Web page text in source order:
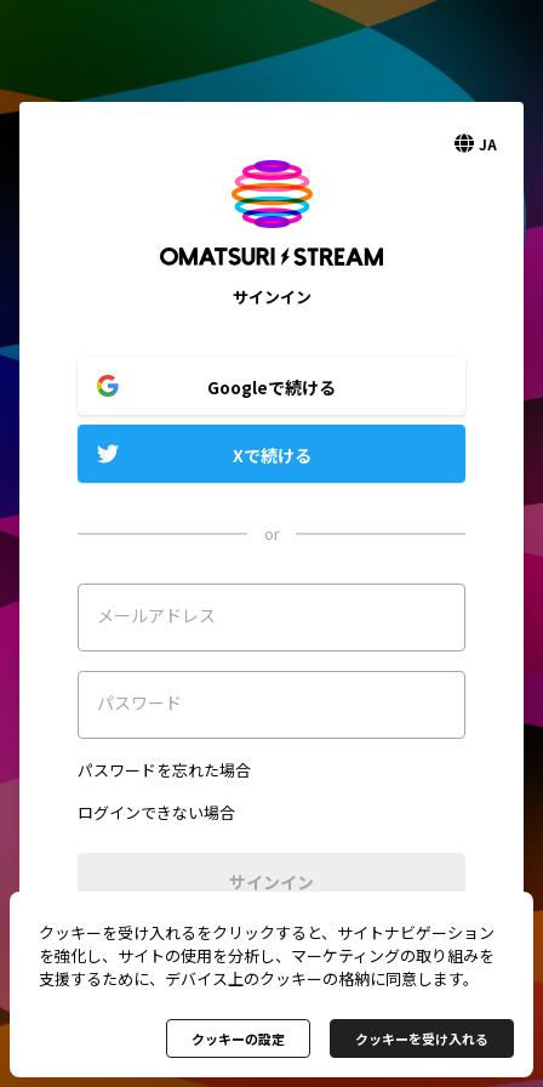
JA
サインイン
Googleで続ける
Xで続ける
or
メールアドレス
パスワード
パスワードを忘れた場合
ログインできない場合
サインイン
初めてご利用ですか？新規登録
クッキーを受け入れるをクリックすると、サイトナビゲーション
を強化し、サイトの使用を分析し、マーケティングの取り組みを
支援するために、デバイス上のクッキーの格納に同意します。
クッキーの設定 クッキーを受け入れる